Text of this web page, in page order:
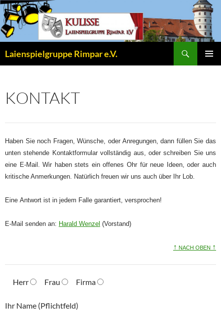
Zum
Inhalt
springen
Laienspielgruppe Rimpar e.V.
KONTAKT
Haben Sie noch Fragen, Wünsche, oder Anregungen, dann füllen Sie das
unten stehende Kontaktformular vollständig aus, oder schreiben Sie uns
eine E-Mail. Wir haben stets ein offenes Ohr für neue Ideen, oder auch
kritische Anmerkungen. Natürlich freuen wir uns auch über Ihr Lob.
Eine Antwort ist in jedem Falle garantiert, versprochen!
E-Mail senden an: Harald Wenzel (Vorstand)
↑ NACH OBEN ↑
Herr Frau Firma
Ihr Name (Pflichtfeld)